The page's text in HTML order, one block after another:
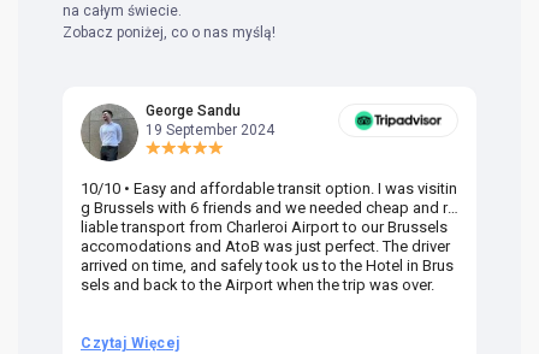
na całym świecie.
Zobacz poniżej, co o nas myślą!
George Sandu
19 September 2024
10/10 • Easy and affordable transit option. I was visitin
g Brussels with 6 friends and we needed cheap and re
liable transport from Charleroi Airport to our Brussels
accomodations and AtoB was just perfect. The driver
arrived on time, and safely took us to the Hotel in Brus
sels and back to the Airport when the trip was over.
Czytaj Więcej